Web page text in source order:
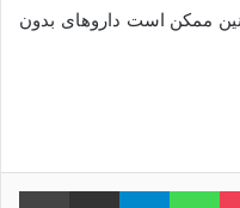
ممکن است داروهای بدون
پاکت واتس آپ تلگرام اشتراک گذاری از طریق ایمیل